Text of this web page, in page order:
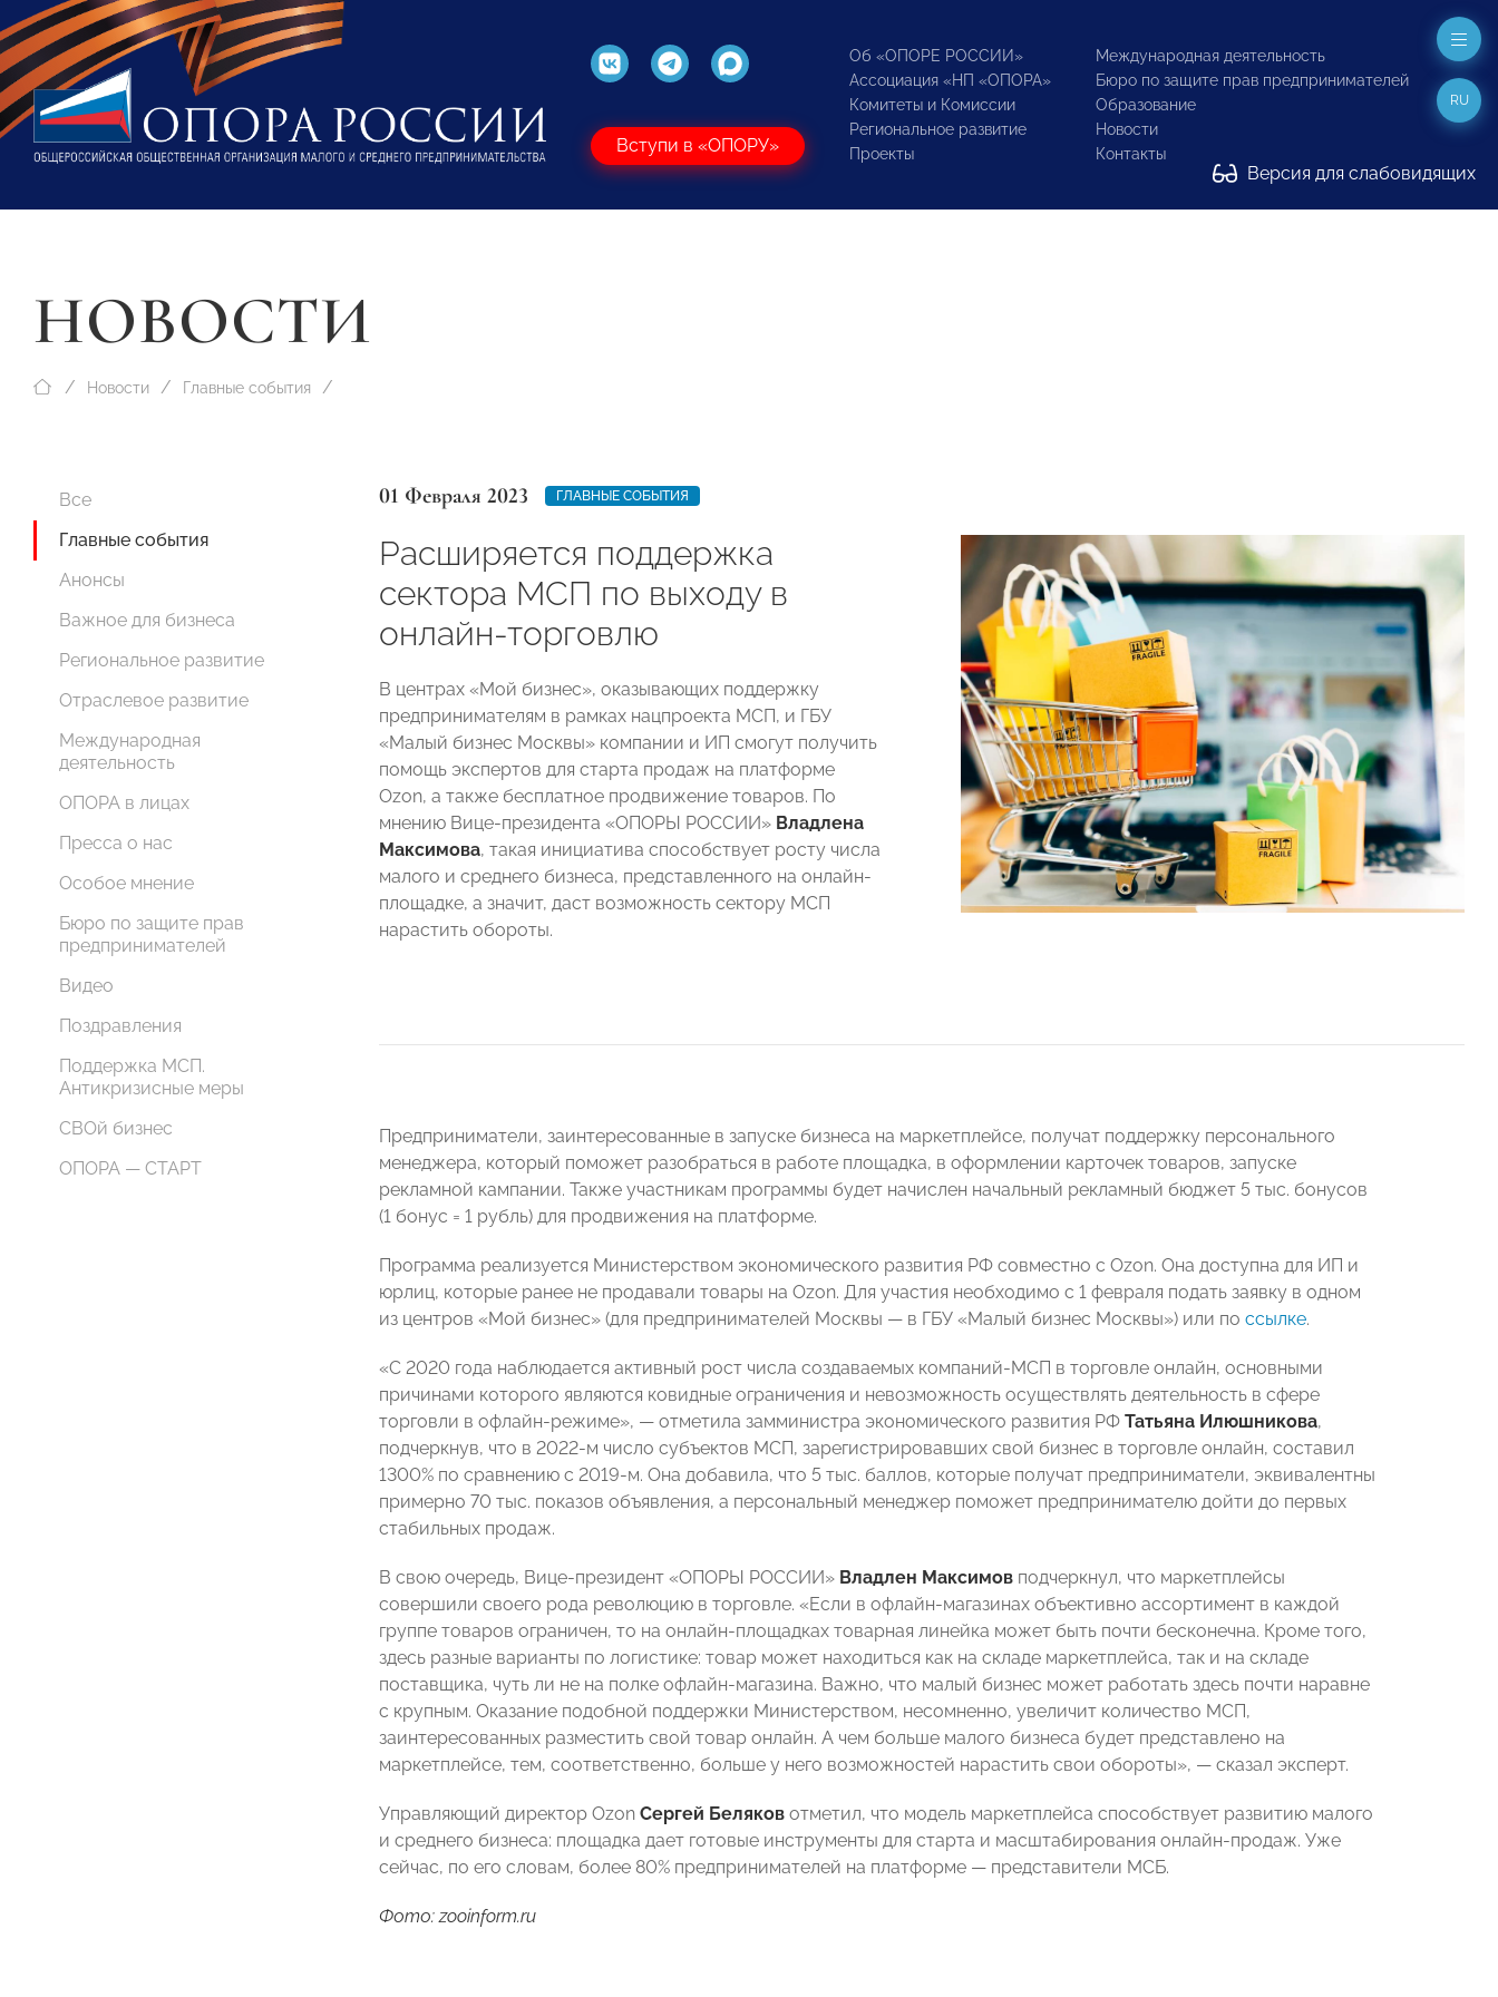
Вступи в «ОПОРУ»
Об «ОПОРЕ РОССИИ»
Ассоциация «НП «ОПОРА»
Комитеты и Комиссии
Региональное развитие
Проекты
Международная деятельность
Бюро по защите прав предпринимателей
Образование
Новости
Контакты
Версия для слабовидящих
RU
НОВОСТИ
Новости Главные события
Все
Главные события
Анонсы
Важное для бизнеса
Региональное развитие
Отраслевое развитие
Международная
деятельность
ОПОРА в лицах
Пресса о нас
Особое мнение
Бюро по защите прав
предпринимателей
Видео
Поздравления
Поддержка МСП.
Антикризисные меры
СВОй бизнес
ОПОРА — СТАРТ
01 Февраля 2023 ГЛАВНЫЕ СОБЫТИЯ
Расширяется поддержка
сектора МСП по выходу в
онлайн-торговлю
В центрах «Мой бизнес», оказывающих поддержку
предпринимателям в рамках нацпроекта МСП, и ГБУ
«Малый бизнес Москвы» компании и ИП смогут получить
помощь экспертов для старта продаж на платформе
Ozon, а также бесплатное продвижение товаров. По
мнению Вице-президента «ОПОРЫ РОССИИ» Владлена
Максимова, такая инициатива способствует росту числа
малого и среднего бизнеса, представленного на онлайн-
площадке, а значит, даст возможность сектору МСП
нарастить обороты.
Предприниматели, заинтересованные в запуске бизнеса на маркетплейсе, получат поддержку персонального
менеджера, который поможет разобраться в работе площадка, в оформлении карточек товаров, запуске
рекламной кампании. Также участникам программы будет начислен начальный рекламный бюджет 5 тыс. бонусов
(1 бонус = 1 рубль) для продвижения на платформе.
Программа реализуется Министерством экономического развития РФ совместно с Ozon. Она доступна для ИП и
юрлиц, которые ранее не продавали товары на Ozon. Для участия необходимо с 1 февраля подать заявку в одном
из центров «Мой бизнес» (для предпринимателей Москвы — в ГБУ «Малый бизнес Москвы») или по ссылке.
«С 2020 года наблюдается активный рост числа создаваемых компаний-МСП в торговле онлайн, основными
причинами которого являются ковидные ограничения и невозможность осуществлять деятельность в сфере
торговли в офлайн-режиме», — отметила замминистра экономического развития РФ Татьяна Илюшникова,
подчеркнув, что в 2022-м число субъектов МСП, зарегистрировавших свой бизнес в торговле онлайн, составил
1300% по сравнению с 2019-м. Она добавила, что 5 тыс. баллов, которые получат предприниматели, эквивалентны
примерно 70 тыс. показов объявления, а персональный менеджер поможет предпринимателю дойти до первых
стабильных продаж.
В свою очередь, Вице-президент «ОПОРЫ РОССИИ» Владлен Максимов подчеркнул, что маркетплейсы
совершили своего рода революцию в торговле. «Если в офлайн-магазинах объективно ассортимент в каждой
группе товаров ограничен, то на онлайн-площадках товарная линейка может быть почти бесконечна. Кроме того,
здесь разные варианты по логистике: товар может находиться как на складе маркетплейса, так и на складе
поставщика, чуть ли не на полке офлайн-магазина. Важно, что малый бизнес может работать здесь почти наравне
с крупным. Оказание подобной поддержки Министерством, несомненно, увеличит количество МСП,
заинтересованных разместить свой товар онлайн. А чем больше малого бизнеса будет представлено на
маркетплейсе, тем, соответственно, больше у него возможностей нарастить свои обороты», — сказал эксперт.
Управляющий директор Ozon Сергей Беляков отметил, что модель маркетплейса способствует развитию малого
и среднего бизнеса: площадка дает готовые инструменты для старта и масштабирования онлайн-продаж. Уже
сейчас, по его словам, более 80% предпринимателей на платформе — представители МСБ.
Фото: zooinform.ru